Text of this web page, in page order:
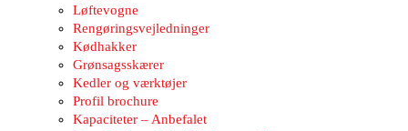
Løftevogne
Rengøringsvejledninger
Kødhakker
Grønsagsskærer
Kedler og værktøjer
Profil brochure
Kapaciteter – Anbefalet